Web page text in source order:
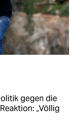
gegen die
„Völlig